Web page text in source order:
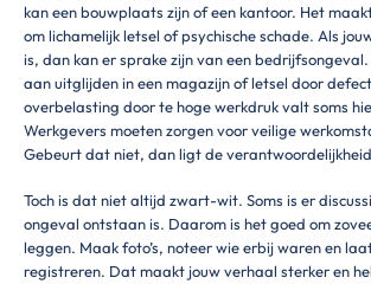
kan een bouwplaats zijn of een kantoor. Het
om lichamelijk letsel of psychische schade. Als
is, dan kan er sprake zijn van een
aan uitglijden in een magazijn of letsel door
overbelasting door te hoge werkdruk valt soms
Werkgevers moeten zorgen voor veilige
Gebeurt dat niet, dan ligt de
Toch is dat niet altijd zwart-wit. Soms is er
ongeval ontstaan is. Daarom is het goed om
leggen. Maak foto’s, noteer wie erbij waren en
registreren. Dat maakt jouw verhaal sterker en